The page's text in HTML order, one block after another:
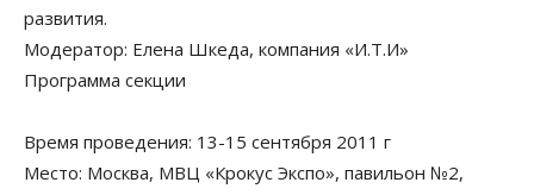
развития.
Модератор: Елена Шкеда, компания «И.Т.И»
Программа секции
Время проведения: 13-15 сентября 2011 г
Место: Москва, МВЦ «Крокус Экспо», павильон №2,